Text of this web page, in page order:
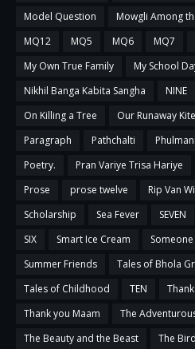
Model Question
Mowgli Among
MQ12
MQ5 MQ6 MQ7
My Own True Family
My School
Nikhil Banga Kabita Sangha
NINE
On Killing a Tree
Our Runaway Kite
Paragraph
Pathchalti
Poetry.
Pran Variye Trisa Hariye
Prose
prose twelve Rip Van
Scholarship
Sea Fever SEVEN
SIX
Smart Ice Cream Someone
Summer Friends
Tales of Bhola
Tales of Childhood
TEN
Thank you Maam
The
The Beauty and the Beast
The